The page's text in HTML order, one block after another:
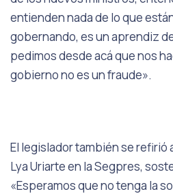
entienden nada de lo que
gobernando, es un aprendiz
pedimos desde acá que nos
gobierno no es un fraude».
El legislador también se refirió
Lya Uriarte en la Segpres,
«Esperamos que no tenga la